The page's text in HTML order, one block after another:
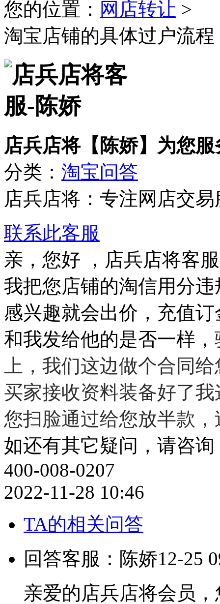
您的位置： 网店转让 >
淘宝店铺的具体过户流程
店兵店将【陈娇】为您服
分类： 淘宝问答
店兵店将：专注网店交
联系此客服
亲，您好 ，店兵店将客
我把您店铺的淘信用分
感兴趣就会出价，充值
和我发给他的是否一样，
上，我们这边做个合同
买家接收资料装备好了
您扫脸通过给您放半款
如还有其它疑问，请咨询
400-008-0207
2022-11-28 10:46
TA的相关问答
回答客服：陈娇12-25
亲爱的店兵店将会员